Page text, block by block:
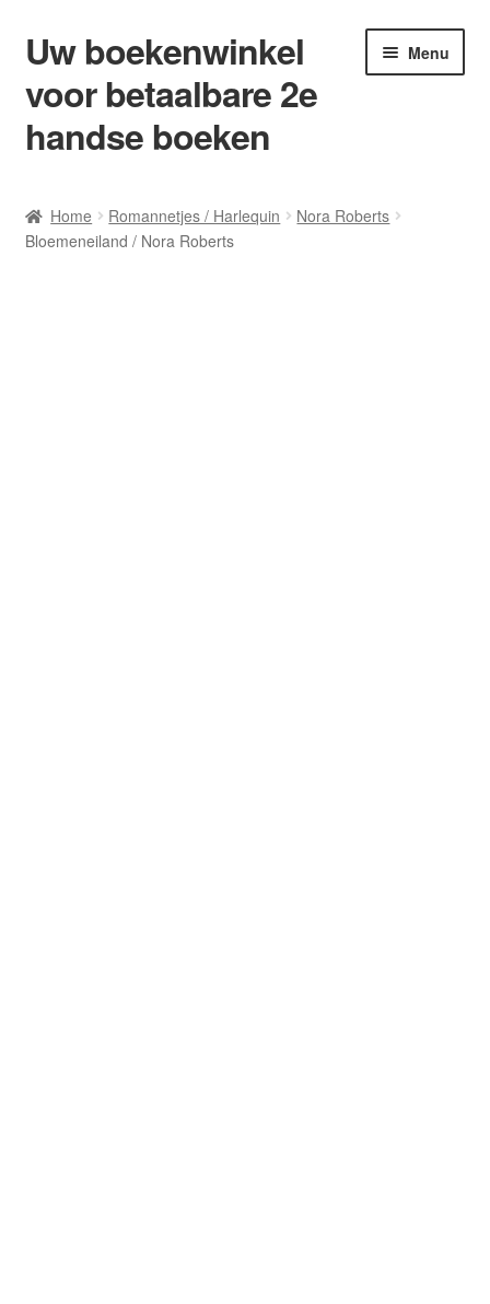
Ga
door
naar
navigatie
Ga
naar
de
inhoud
Uw boekenwinkel
voor betaalbare 2e
handse boeken
Menu
Afrekenen
Home Romannetjes / Harlequin
Nora Roberts
Bloemeneiland / Nora Roberts